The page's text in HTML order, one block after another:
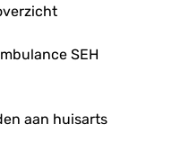
SEH
aan huisarts